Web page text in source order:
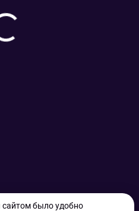
было удобно